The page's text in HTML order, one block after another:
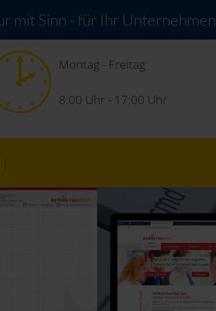
mit Sinn - für Ihr Unternehmen
Montag - Freitag
8:00 Uhr - 17:00 Uhr